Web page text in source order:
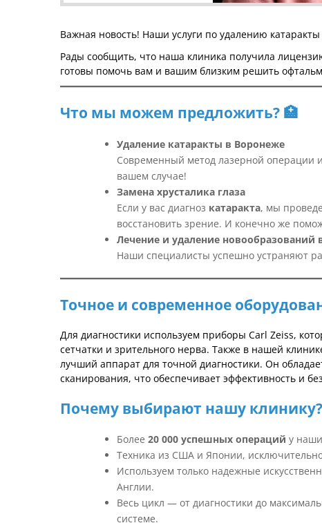
Важная новость! Наши услуги по удалению
Рады сообщить, что наша клиника получила
готовы помочь вам и вашим близким решить
Что мы можем предложить? 🏥
Удаление катаракты в Воронеже
Современный метод лазерной операции
вашем случае!
Замена хрусталика глаза
Если у вас диагноз катаракта, мы
восстановить зрение. И конечно же
Лечение и удаление новообразований
Наши специалисты успешно устраняют
Точное и современное
Для диагностики используем приборы Carl Zeiss,
сетчатки и зрительного нерва. Также в нашей
лучший аппарат для точной диагностики. Он
сканирования, что обеспечивает эффективность и
Почему выбирают нашу клинику?
Более 20 000 успешных операций у
Техника из США и Японии,
Используем только надежные
Англии.
Весь цикл — от диагностики до
системе.